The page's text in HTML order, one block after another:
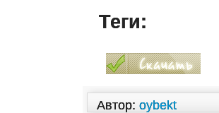
Теги:
Автор: oybekt